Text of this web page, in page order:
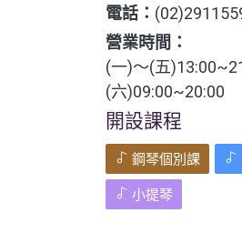
電話：
營業時間：
(一)～(五
(六)09:00~20:00
開設課程
鋼琴個別課
小提琴